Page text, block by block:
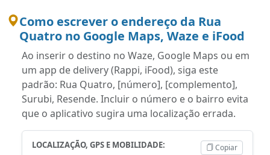
Como escrever o endereço da Rua
Quatro no Google Maps, Waze e iFood
Ao inserir o destino no Waze, Google Maps ou em
um app de delivery (Rappi, iFood), siga este
padrão: Rua Quatro, [número], [complemento],
Surubi, Resende. Incluir o número e o bairro evita
que o aplicativo sugira uma localização errada.
LOCALIZAÇÃO, GPS E MOBILIDADE: Copiar